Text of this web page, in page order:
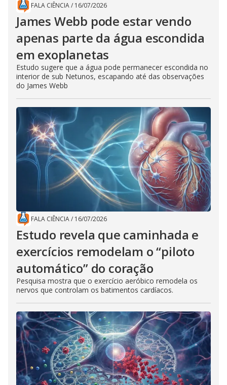
FALA CIÊNCIA/ 16/07/2026
James Webb pode estar vendo
apenas parte da água escondida
em exoplanetas
Estudo sugere que a água pode permanecer escondida no
interior de sub Netunos, escapando até das observações
do James Webb
FALA CIÊNCIA/ 16/07/2026
Estudo revela que caminhada e
exercícios remodelam o “piloto
automático” do coração
Pesquisa mostra que o exercício aeróbico remodela os
nervos que controlam os batimentos cardíacos.